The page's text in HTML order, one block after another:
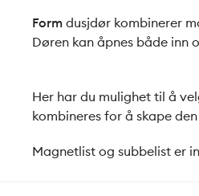
Form dusjdør kombinerer
Døren kan åpnes både inn
Her har du mulighet til å
kombineres for å skape
Magnetlist og subbelist er